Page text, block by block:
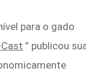
para o gado
” publicou